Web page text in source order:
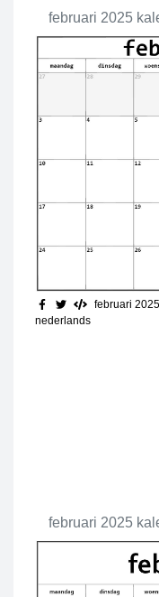
februari 2025
februari
nederlands
februari 2025